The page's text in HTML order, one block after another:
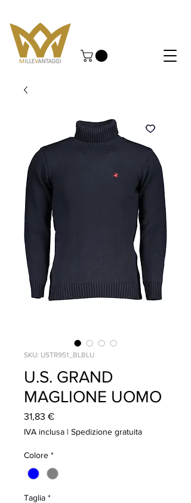
SKU: USTR951_BLBLU
U.S. GRAND
MAGLIONE UOMO
31,83 €Prezzo
IVA inclusa | Spedizione gratuita
Colore *
Taglia *